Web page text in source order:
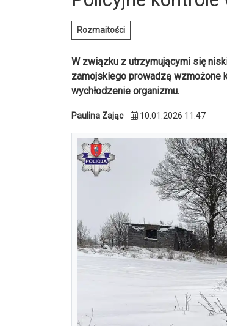
Rozmaitości
W związku z utrzymującymi się
zamojskiego prowadzą wzmożone
wychłodzenie organizmu.
Paulina Zając 10.01.2026 11:47